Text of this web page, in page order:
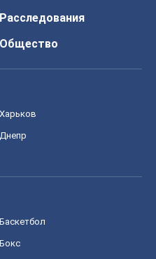
Расследования
Общество
Харьков
Днепр
Баскетбол
Бокс